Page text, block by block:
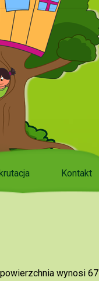
Kontakt
wynosi 67